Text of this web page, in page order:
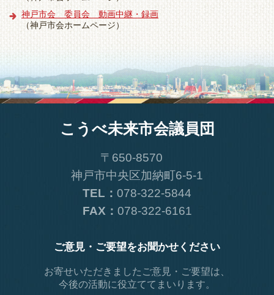
神戸市会 委員会 動画中継・録画
（神戸市会ホームページ）
こうべ未来市会議員団
〒650-8570
神戸市中央区加納町6-5-1
TEL： 078-322-5844
FAX： 078-322-6161
ご意見・ご要望をお聞かせください
お寄せいただきましたご意見・ご要望は、
今後の活動に役立ててまいります。